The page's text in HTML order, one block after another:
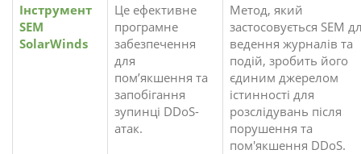
Інструмент
SEM
SolarWinds
Це ефективне
програмне
забезпечення
для
пом’якшення та
запобігання
зупинці DDoS-
атак.
Метод, який
застосовується SEM
ведення журналів та
подій, зробить його
єдиним джерелом
істинності для
розслідувань після
порушення та
пом'якшення DDoS.